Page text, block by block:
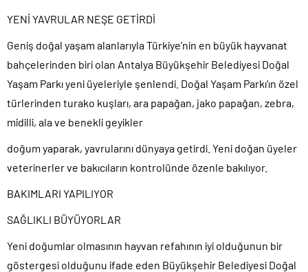
YENİ YAVRULAR NEŞE GETİRDİ
Geniş doğal yaşam alanlarıyla Türkiye’nin en büyük hayvanat
bahçelerinden biri olan Antalya Büyükşehir Belediyesi Doğal
Yaşam Parkı yeni üyeleriyle şenlendi. Doğal Yaşam Parkı’ın özel
türlerinden turako kuşları, ara papağan, jako papağan, zebra,
midilli, ala ve benekli geyikler
doğum yaparak, yavrularını dünyaya getirdi. Yeni doğan üyeler
veterinerler ve bakıcıların kontrolünde özenle bakılıyor.
BAKIMLARI YAPILIYOR
SAĞLIKLI BÜYÜYORLAR
Yeni doğumlar olmasının hayvan refahının iyi olduğunun bir
göstergesi olduğunu ifade eden Büyükşehir Belediyesi Doğal